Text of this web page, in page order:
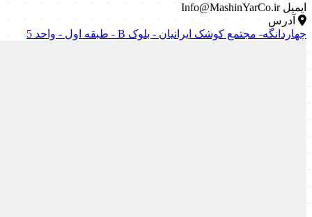
ایمیل Info@MashinYarCo.ir
آدرس
چهاردانگه- مجتمع کوشک ایرانیان - بلوک B - طبقه اول - واحد 5